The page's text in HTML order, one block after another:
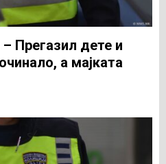
Прегазил дете и
а мајката